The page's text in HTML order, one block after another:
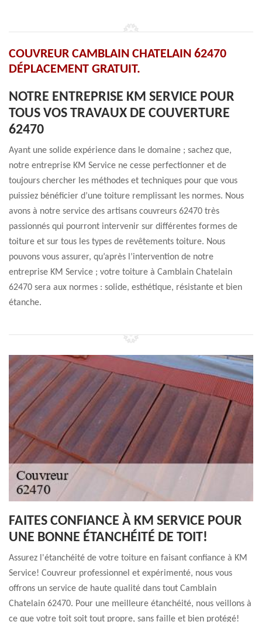
COUVREUR CAMBLAIN CHATELAIN 62470
DÉPLACEMENT GRATUIT.
NOTRE ENTREPRISE KM SERVICE POUR
TOUS VOS TRAVAUX DE COUVERTURE
62470
Ayant une solide expérience dans le domaine ; sachez que,
notre entreprise KM Service ne cesse perfectionner et de
toujours chercher les méthodes et techniques pour que vous
puissiez bénéficier d’une toiture remplissant les normes. Nous
avons à notre service des artisans couvreurs 62470 très
passionnés qui pourront intervenir sur différentes formes de
toiture et sur tous les types de revêtements toiture. Nous
pouvons vous assurer, qu’après l’intervention de notre
entreprise KM Service ; votre toiture à Camblain Chatelain
62470 sera aux normes : solide, esthétique, résistante et bien
étanche.
FAITES CONFIANCE À KM SERVICE POUR
UNE BONNE ÉTANCHÉITÉ DE TOIT!
Assurez l'étanchéité de votre toiture en faisant confiance à KM
Service! Couvreur professionnel et expérimenté, nous vous
offrons un service de haute qualité dans tout Camblain
Chatelain 62470. Pour une meilleure étanchéité, nous veillons à
ce que votre toit soit tout propre, sans faille et bien protégé!